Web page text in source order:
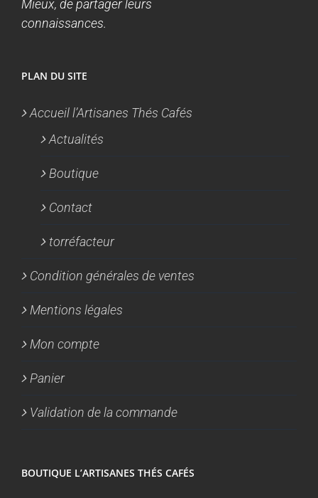
Mieux, de partager leurs
connaissances.
PLAN DU SITE
Accueil l’Artisanes Thés Cafés
Actualités
Boutique
Contact
torréfacteur
Condition générales de ventes
Mentions légales
Mon compte
Panier
Validation de la commande
BOUTIQUE L’ARTISANES THÉS CAFÉS